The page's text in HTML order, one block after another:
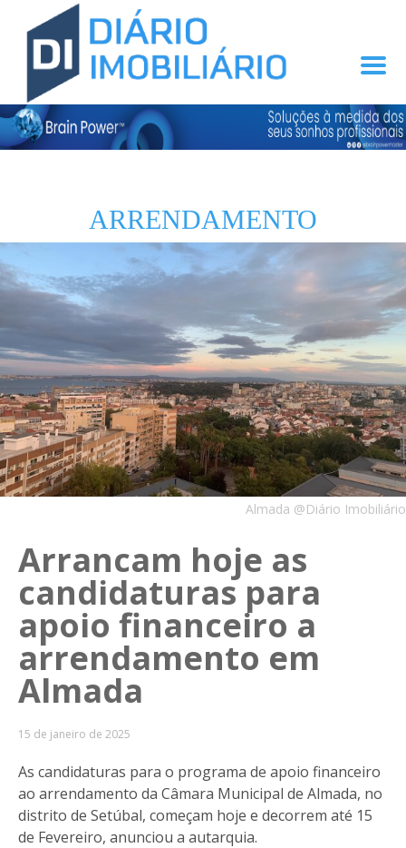
ARRENDAMENTO
Almada @Diário Imobiliário
Arrancam hoje as
candidaturas para
apoio financeiro a
arrendamento em
Almada
15 de janeiro de 2025
As candidaturas para o programa de apoio financeiro
ao arrendamento da Câmara Municipal de Almada, no
distrito de Setúbal, começam hoje e decorrem até 15
de Fevereiro, anunciou a autarquia.